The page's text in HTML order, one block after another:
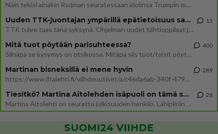
Näin tekisi ainakin Rydman seuratessaan idolinsa Trumpin mallia https://www.is.fi/politiikka/art-2000012187244.html
Uuden TTK-juontajan ympärillä epätietoisuus sakenee - Nyt MTV hämmentää soppaa
TTK tulee taas tänä syksynä. Ohjelman uudet tähtioppilaat julkistetaan torstaina 6. elokuuta klo 14 alkavassa lehdistö
13
Mitä tuot pöytään parisuhteessa?
Siinäpä se kysymys on otsikossa. Mitäpä siis tuot/toisit pöytään parisuhteessa? Oletko mies vai nainen? Koetko sen mitä
400
Martinan bisneksillä ei mene hyvin
https://www.iltalehti.fi/viihdeuutiset/a/c46da6ab-340f-4790-aaa7-0865eed2336 Yrityksen konkurssihakemus on tullut kärä
289
Tiesitkö? Martina Aitolehden isäpuoli on tämä suosittu laulaja
Martina Aitolehti on seurattu julkisuuden henkilö. Lähipiiriin mahtuu muitakin tunnettuja henkilöitä. Tiesitkö, että Ma
28
SUOMI24 VIIHDE